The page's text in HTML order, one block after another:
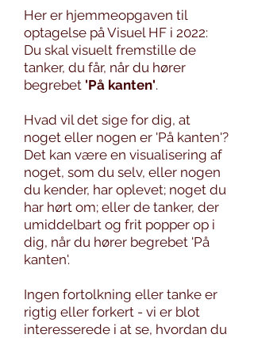
Her er hjemmeopgaven til
optagelse på Visuel HF i 2022:
Du skal visuelt fremstille de
tanker, du får, når du hører
begrebet 'På kanten'.
Hvad vil det sige for dig, at
noget eller nogen er 'På kanten'?
Det kan være en visualisering af
noget, som du selv, eller nogen
du kender, har oplevet; noget du
har hørt om; eller de tanker, der
umiddelbart og frit popper op i
dig, når du hører begrebet 'På
kanten'.
Ingen fortolkning eller tanke er
rigtig eller forkert - vi er blot
interesserede i at se, hvordan du